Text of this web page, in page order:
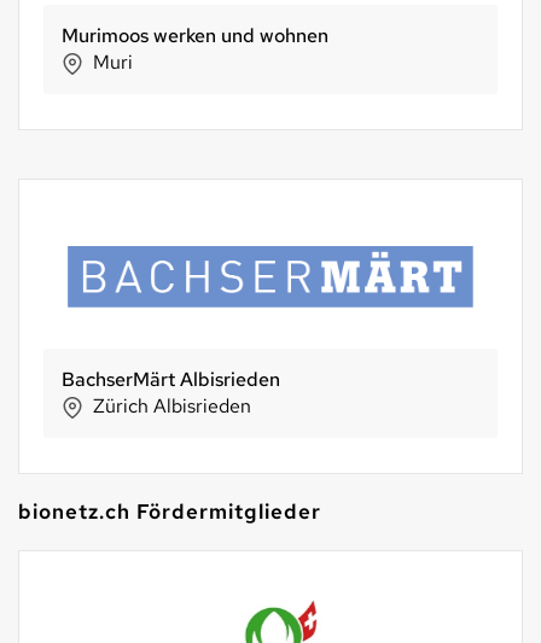
Murimoos werken und wohnen
Muri
BachserMärt Albisrieden
Zürich Albisrieden
bionetz.ch Fördermitglieder